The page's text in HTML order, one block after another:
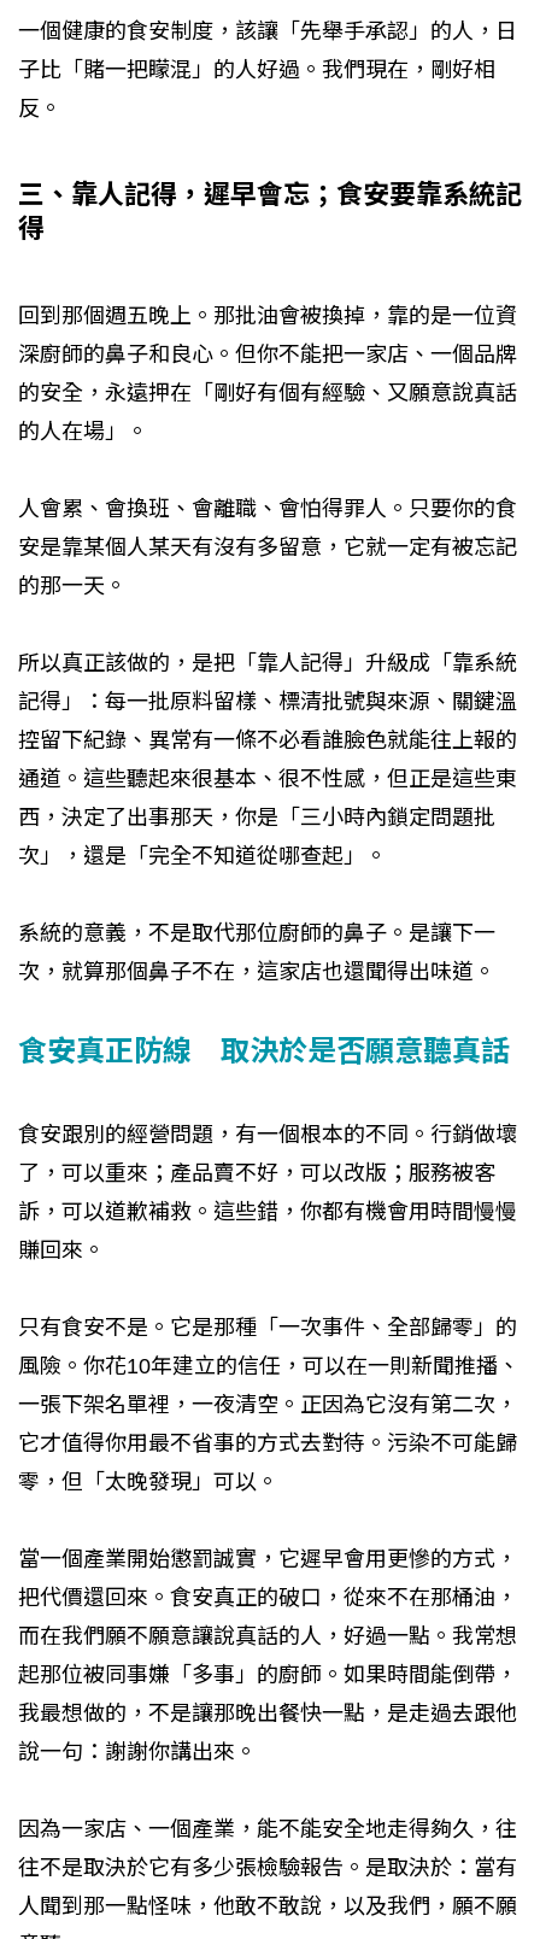
一個健康的食安制度，該讓「先舉手承認」的人，日
子比「賭一把矇混」的人好過。我們現在，剛好相
反。
三、靠人記得，遲早會忘；食安要靠系統記
得
回到那個週五晚上。那批油會被換掉，靠的是一位資
深廚師的鼻子和良心。但你不能把一家店、一個品牌
的安全，永遠押在「剛好有個有經驗、又願意說真話
的人在場」。
人會累、會換班、會離職、會怕得罪人。只要你的食
安是靠某個人某天有沒有多留意，它就一定有被忘記
的那一天。
所以真正該做的，是把「靠人記得」升級成「靠系統
記得」：每一批原料留樣、標清批號與來源、關鍵溫
控留下紀錄、異常有一條不必看誰臉色就能往上報的
通道。這些聽起來很基本、很不性感，但正是這些東
西，決定了出事那天，你是「三小時內鎖定問題批
次」，還是「完全不知道從哪查起」。
系統的意義，不是取代那位廚師的鼻子。是讓下一
次，就算那個鼻子不在，這家店也還聞得出味道。
食安真正防線 取決於是否願意聽真話
食安跟別的經營問題，有一個根本的不同。行銷做壞
了，可以重來；產品賣不好，可以改版；服務被客
訴，可以道歉補救。這些錯，你都有機會用時間慢慢
賺回來。
只有食安不是。它是那種「一次事件、全部歸零」的
風險。你花10年建立的信任，可以在一則新聞推播、
一張下架名單裡，一夜清空。正因為它沒有第二次，
它才值得你用最不省事的方式去對待。污染不可能歸
零，但「太晚發現」可以。
當一個產業開始懲罰誠實，它遲早會用更慘的方式，
把代價還回來。食安真正的破口，從來不在那桶油，
而在我們願不願意讓說真話的人，好過一點。我常想
起那位被同事嫌「多事」的廚師。如果時間能倒帶，
我最想做的，不是讓那晚出餐快一點，是走過去跟他
說一句：謝謝你講出來。
因為一家店、一個產業，能不能安全地走得夠久，往
往不是取決於它有多少張檢驗報告。是取決於：當有
人聞到那一點怪味，他敢不敢說，以及我們，願不願